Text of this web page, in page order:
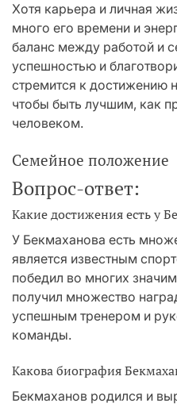
Хотя карьера и личная
много его времени и
баланс между работой и
успешностью и
стремится к достижению
чтобы быть лучшим, как
человеком.
Семейное положение
Вопрос-ответ:
Какие достижения есть у
У Бекмаханова есть
является известным
победил во многих
получил множество
успешным тренером и
команды.
Какова биография
Бекмаханов родился и